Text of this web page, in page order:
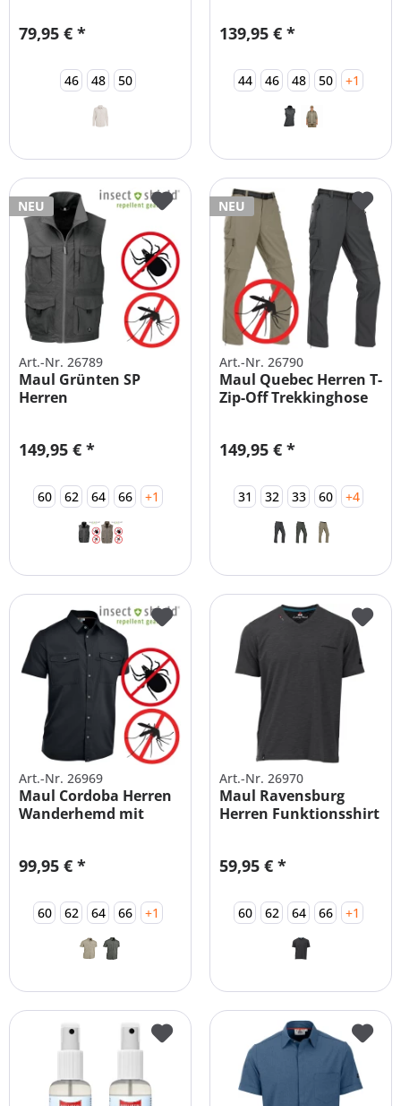
79,95 € *
46 48 50
139,95 € *
44 46 48 50 +1
NEU
Art.-Nr. 26789
Maul Grünten SP
Herren
149,95 € *
60 62 64 66 +1
NEU
Art.-Nr. 26790
Maul Quebec Herren T-
Zip-Off Trekkinghose
149,95 € *
31 32 33 60 +4
Art.-Nr. 26969
Maul Cordoba Herren
Wanderhemd mit
99,95 € *
60 62 64 66 +1
Art.-Nr. 26970
Maul Ravensburg
Herren Funktionsshirt
59,95 € *
60 62 64 66 +1